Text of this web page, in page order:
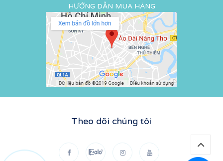
HƯỚNG DẪN MUA HÀNG
Theo dõi chúng tôi